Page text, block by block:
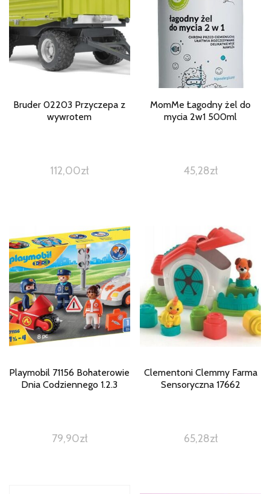
Bruder 02203 Przyczepa z
wywrotem
112,00zł
MomMe Łagodny żel do
mycia 2w1 500ml
45,28zł
Playmobil 71156 Bohaterowie
Dnia Codziennego 1.2.3
79,90zł
Clementoni Clemmy Farma
Sensoryczna 17662
65,28zł